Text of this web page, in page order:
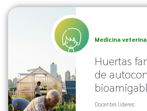
Medicina
Huertas
de
Docentes lideres: